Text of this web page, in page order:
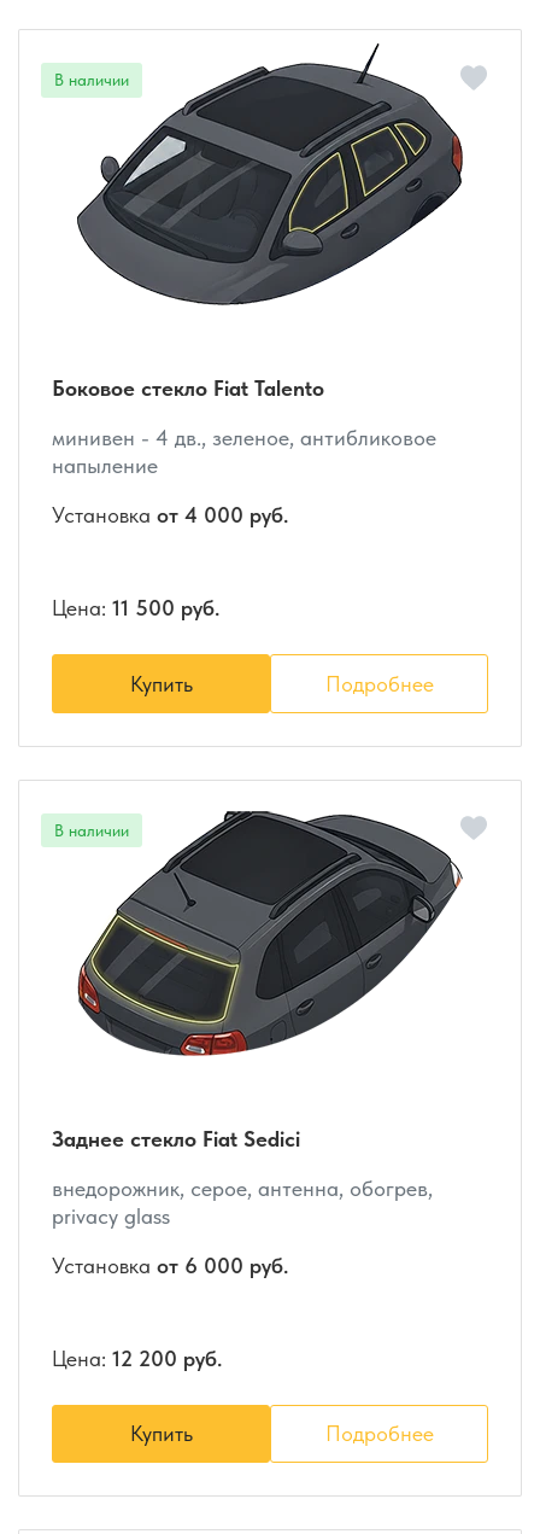
Боковое стекло Fiat Talento
минивен - 4 дв., зеленое, антибликовое
напыление
Установка от 4 000 руб.
Цена: 11 500 руб.
Купить Подробнее
Заднее стекло Fiat Sedici
внедорожник, серое, антенна, обогрев,
privacy glass
Установка от 6 000 руб.
Цена: 12 200 руб.
Купить Подробнее